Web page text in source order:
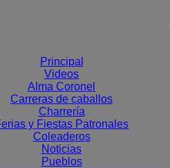
Principal
Videos
Alma Coronel
Carreras de caballos
Charrería
y Fiestas Patronales
Coleaderos
Noticias
Pueblos